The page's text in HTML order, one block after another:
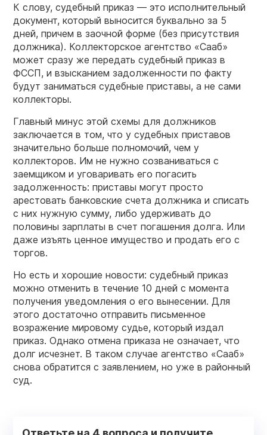
К слову, судебный приказ — это исполнительный
документ, который выносится буквально за 5
дней, причем в заочной форме (без присутствия
должника). Коллекторское агентство «Сааб»
может сразу же передать судебный приказ в
ФССП, и взысканием задолженности по факту
будут заниматься судебные приставы, а не сами
коллекторы.
Главный минус этой схемы для должников
заключается в том, что у судебных приставов
значительно больше полномочий, чем у
коллекторов. Им не нужно созваниваться с
заемщиком и уговаривать его погасить
задолженность: приставы могут просто
арестовать банковские счета должника и списать
с них нужную сумму, либо удерживать до
половины зарплаты в счет погашения долга. Или
даже изъять ценное имущество и продать его с
торгов.
Но есть и хорошие новости: судебный приказ
можно отменить в течение 10 дней с момента
получения уведомления о его вынесении. Для
этого достаточно отправить письменное
возражение мировому судье, который издал
приказ. Однако отмена приказа не означает, что
долг исчезнет. В таком случае агентство «Сааб»
снова обратится с заявлением, но уже в районный
суд.